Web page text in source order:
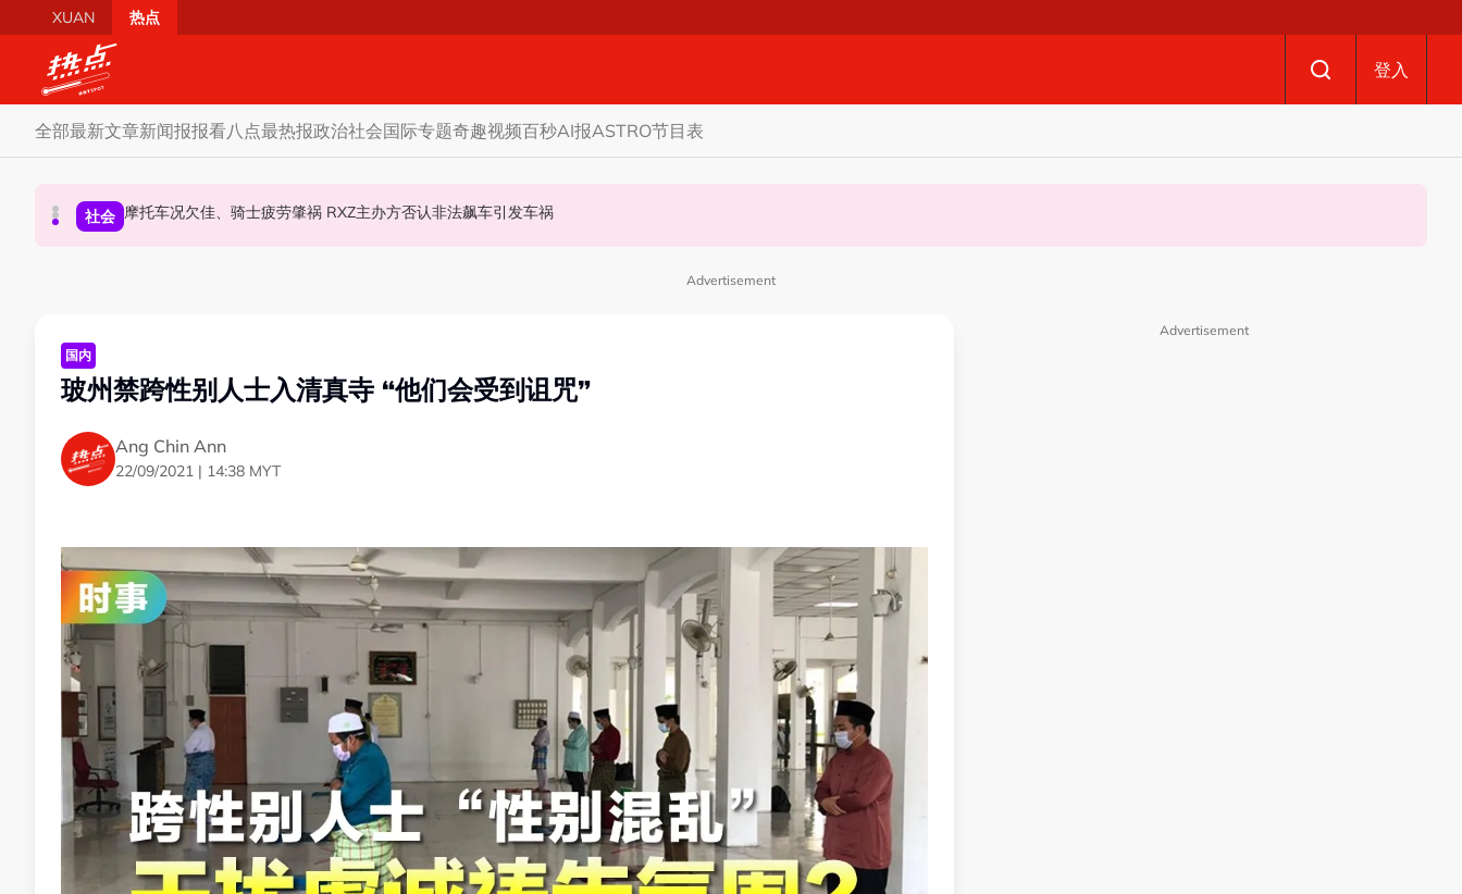
Skip to main content
XUAN 热点
登入
全部最新文章新闻报报看八点最热报政治社会国际专题奇趣视频百秒AI报ASTRO节目表
财经 SST成华商远离希盟因素？ 阿末马斯兰：华裔商家更倾向GST机制
社会 摩托车况欠佳、骑士疲劳肇祸 RXZ主办方否认非法飙车引发车祸
政治 柔森州选合作奏效 阿末马斯兰吁国阵国盟携手迎战甲州选
Advertisement
国内
玻州禁跨性别人士入清真寺 “他们会受到诅咒”
Ang Chin Ann
22/09/2021 | 14:38 MYT
Advertisement